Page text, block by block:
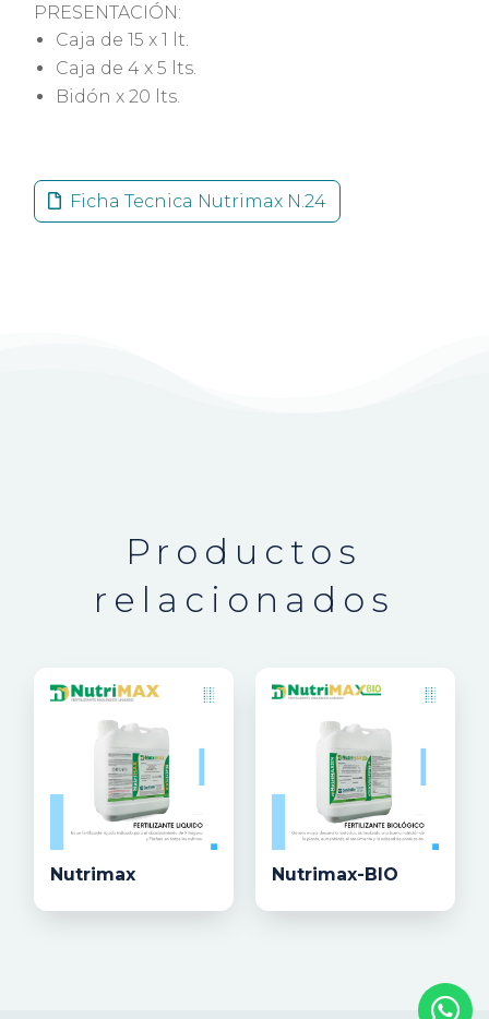
PRESENTACIÓN:
Caja de 15 x 1 lt.
Caja de 4 x 5 lts.
Bidón x 20 lts.
Ficha Tecnica Nutrimax N.24
Productos
relacionados
Nutrimax Nutrimax-BIO
